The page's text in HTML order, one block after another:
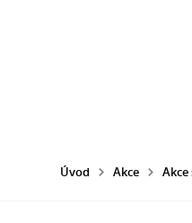
Úvod Akce